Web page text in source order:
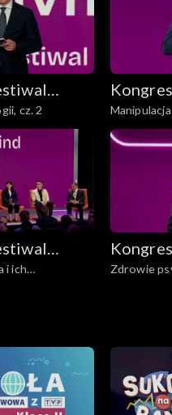
cz. 2
i ich
Zdrowie